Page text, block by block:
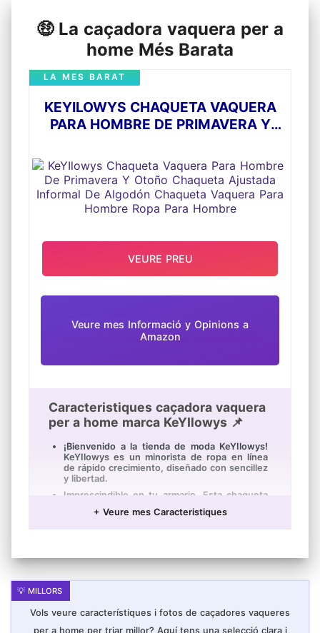
🤑 La caçadora vaquera per a
home Més Barata
KEYILOWYS CHAQUETA VAQUERA
PARA HOMBRE DE PRIMAVERA Y
INFORMAL DE ALGODÓN CHAQUETA
VAQUERA PARA HOMBRE ROPA
PARA HOMBRE
LA MES BARAT
Veure mes Informació y Opinions a
Amazon
Caracteristiques caçadora vaquera
per a home marca KeYIlowys 📌
¡Bienvenido a la tienda de moda KeYIlowys!
KeYIlowys es un minorista de ropa en línea
de rápido crecimiento, diseñado con sencillez
y libertad.
Imprescindible en tu armario. Esta chaqueta
casual o un poco elegante.
cocinero colores chaquetas de cuero
chaquetas de cuero mujer baratas chaquetas
piel mujer baratas chaquetas de cuero
mujeres baratas chaquetas cuero mujer
VEURE PREU
+ Veure mes Caracteristiques
Vols veure característiques i fotos de caçadores vaqueres
per a home per triar millor? Aquí tens una selecció clara i